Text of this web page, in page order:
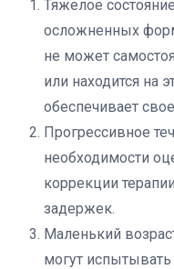
Тяжелое
осложненных
не может
или находится на
обеспечивает
Прогрессивное
необходимости
коррекции
задержек.
Маленький
могут